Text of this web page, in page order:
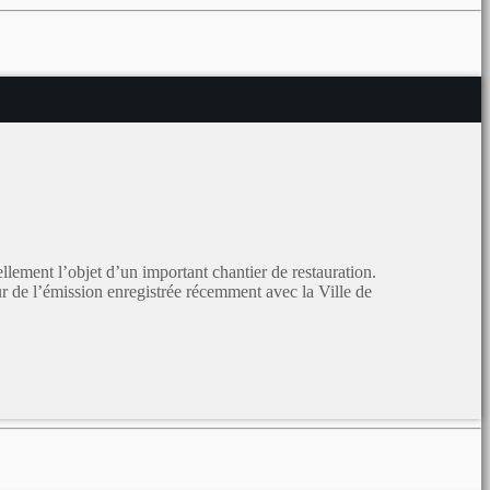
l’objet d’un important chantier de restauration.
l’émission enregistrée récemment avec la Ville de